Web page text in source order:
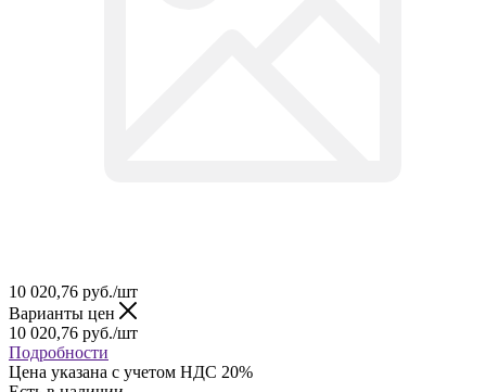
10 020,76 руб./шт
Варианты цен
10 020,76 руб./шт
Подробности
Цена указана с учетом НДС 20%